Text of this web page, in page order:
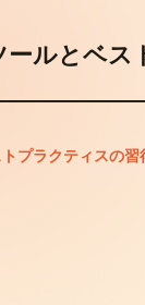
プラクティスの